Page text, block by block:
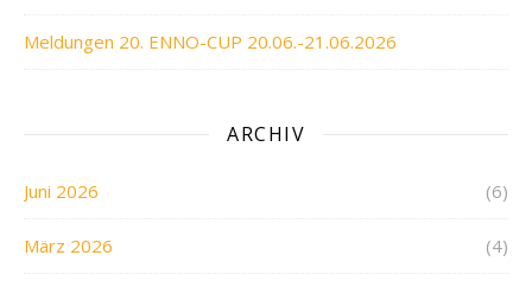
Meldungen 20. ENNO-CUP 20.06.-21.06.2026
ARCHIV
Juni 2026 (6)
März 2026 (4)